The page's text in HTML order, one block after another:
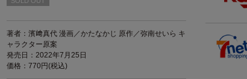
著者：濱﨑真代 漫画／かたなかじ 原作／弥南せいら キ
ャラクター原案
発売日：2022年7月25日
価格：770円(税込)